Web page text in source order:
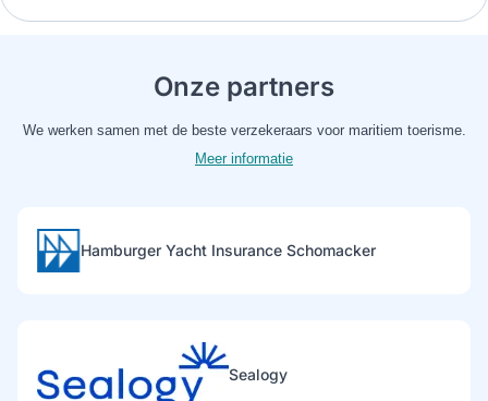
Onze partners
We werken samen met de beste verzekeraars voor maritiem toerisme.
Meer informatie
Hamburger Yacht Insurance Schomacker
Sealogy